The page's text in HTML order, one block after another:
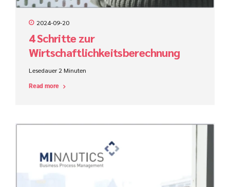
2024-09-20
4 Schritte zur
Wirtschaftlichkeitsberechnung
einer Ende-zu-Ende-Workflow-
Lösung
Lesedauer 2 Minuten
Read more